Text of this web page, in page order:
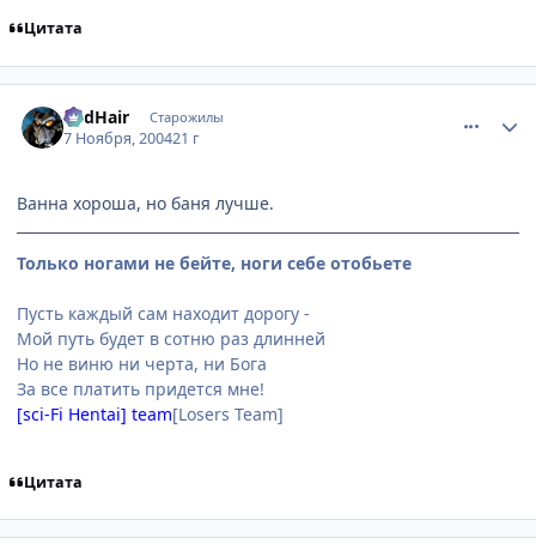
Цитата
RedHair Старожилы
7 Ноября, 200421 г
Ванна хороша, но баня лучше.
Только ногами не бейте, ноги себе отобьете
Пусть каждый сам находит дорогу -
Мой путь будет в сотню раз длинней
Но не виню ни черта, ни Бога
За все платить придется мне!
[sci-Fi Hentai] team[Losers Team]
Цитата